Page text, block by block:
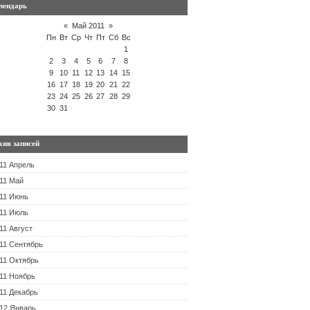
« Май 2011
»
Пн Вт Ср Чт Пт Сб Вс
1
2
3 4 5 6 7
8
9
10 11 12 13 14
15
16
17 18 19 20 21
22
23 24 25 26 27 28 29
30 31
записей
Апрель
Май
Июнь
Июль
Август
Сентябрь
Октябрь
Ноябрь
Декабрь
Январь